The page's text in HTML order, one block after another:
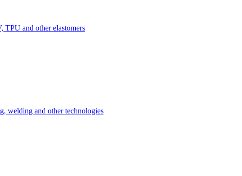
and other elastomers
welding and other technologies